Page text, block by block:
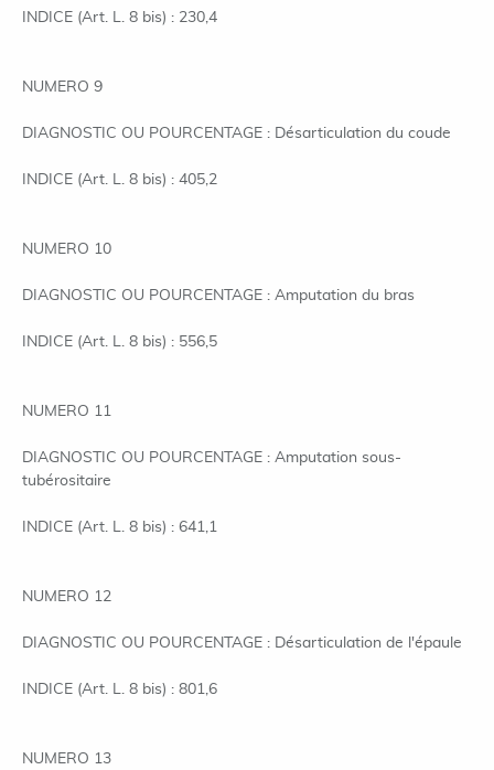
INDICE (Art. L. 8 bis) : 230,4
NUMERO 9
DIAGNOSTIC OU POURCENTAGE : Désarticulation du coude
INDICE (Art. L. 8 bis) : 405,2
NUMERO 10
DIAGNOSTIC OU POURCENTAGE : Amputation du bras
INDICE (Art. L. 8 bis) : 556,5
NUMERO 11
DIAGNOSTIC OU POURCENTAGE : Amputation sous-
tubérositaire
INDICE (Art. L. 8 bis) : 641,1
NUMERO 12
DIAGNOSTIC OU POURCENTAGE : Désarticulation de l'épaule
INDICE (Art. L. 8 bis) : 801,6
NUMERO 13